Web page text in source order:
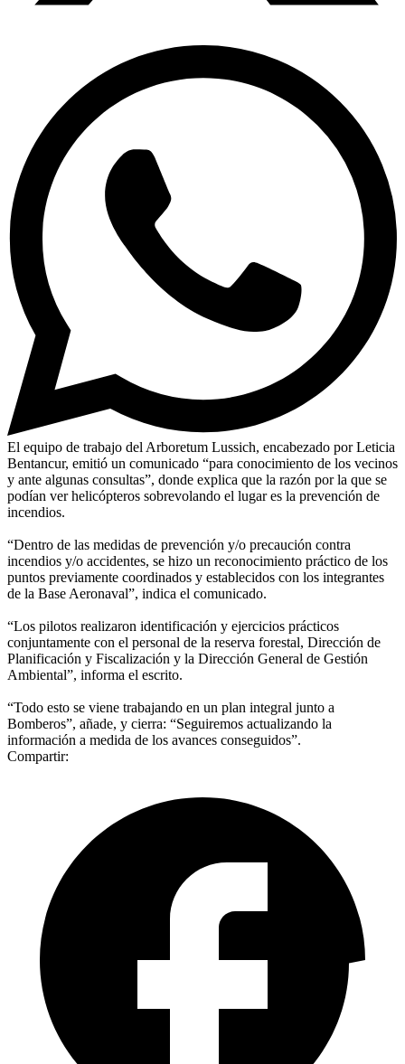
El equipo de trabajo del Arboretum Lussich, encabezado por Leticia
Bentancur, emitió un comunicado “para conocimiento de los vecinos
y ante algunas consultas”, donde explica que la razón por la que se
podían ver helicópteros sobrevolando el lugar es la prevención de
incendios.
“Dentro de las medidas de prevención y/o precaución contra
incendios y/o accidentes, se hizo un reconocimiento práctico de los
puntos previamente coordinados y establecidos con los integrantes
de la Base Aeronaval”, indica el comunicado.
“Los pilotos realizaron identificación y ejercicios prácticos
conjuntamente con el personal de la reserva forestal, Dirección de
Planificación y Fiscalización y la Dirección General de Gestión
Ambiental”, informa el escrito.
“Todo esto se viene trabajando en un plan integral junto a
Bomberos”, añade, y cierra: “Seguiremos actualizando la
información a medida de los avances conseguidos”.
Compartir: